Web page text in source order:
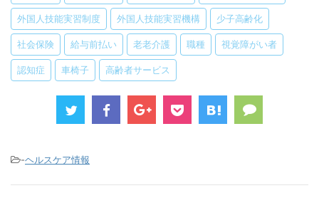
外国人技能実習制度 外国人技能実習機構 少子高齢化
社会保険 給与前払い 老老介護 職種 視覚障がい者
認知症 車椅子 高齢者サービス
-ヘルスケア情報